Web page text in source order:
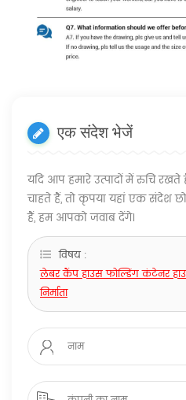
एक संदेश भेजें
यदि आप हमारे उत्पादों में रुचि
चाहते हैं, तो कृपया यहां एक संदेश
हैं, हम आपको जवाब देंगे।
विषय :
लेबर कैंप हाउस फोल्डिंग कंटेनर
निर्माता